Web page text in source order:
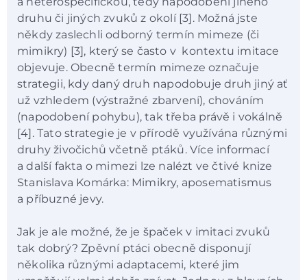
druhu či jiných zvuků z okolí [3]. Možná jste
někdy zaslechli odborný termín mimeze (či
mimikry) [3], který se často v kontextu imitace
objevuje. Obecně termín mimeze označuje
strategii, kdy daný druh napodobuje druh jiný ať
už vzhledem (výstražné zbarvení), chováním
(napodobení pohybu), tak třeba právě i vokálně
[4]. Tato strategie je v přírodě využívána různými
druhy živočichů včetně ptáků. Více informací
a další fakta o mimezi lze nalézt ve čtivé knize
Stanislava Komárka: Mimikry, aposematismus
a příbuzné jevy.
Jak je ale možné, že je špaček v imitaci zvuků
tak dobrý? Zpěvní ptáci obecně disponují
několika různými adaptacemi, které jim